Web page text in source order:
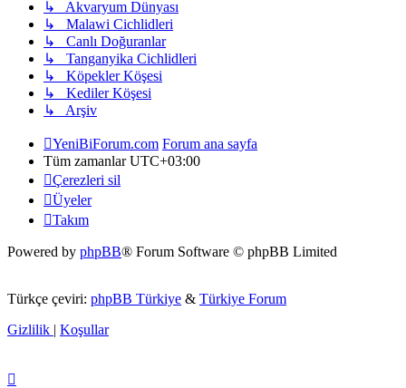
↳ Akvaryum Dünyası
↳ Malawi Cichlidleri
↳ Canlı Doğuranlar
↳ Tanganyika Cichlidleri
↳ Köpekler Köşesi
↳ Kediler Köşesi
↳ Arşiv
YeniBiForum.com Forum ana sayfa
Tüm zamanlarUTC+03:00
Çerezleri sil
Üyeler
Takım
Powered by phpBB® Forum Software © phpBB Limited
Türkçe çeviri: phpBB Türkiye & Türkiye Forum
Gizlilik | Koşullar